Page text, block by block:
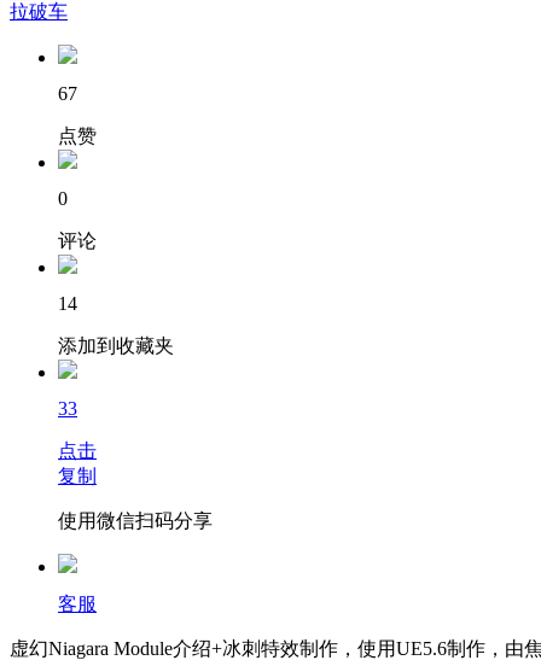
拉破车
67
点赞
0
评论
14
添加到收藏夹
33
点击
复制
使用微信扫码分享
客服
虚幻Niagara Module介绍+冰刺特效制作，使用UE5.6制作，由